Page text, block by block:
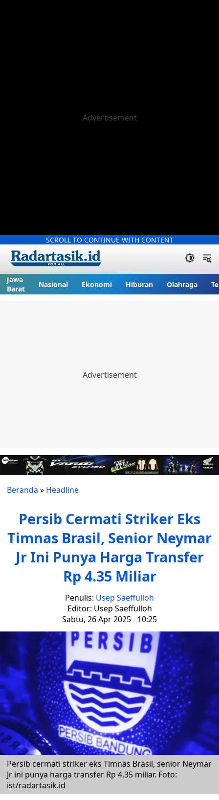
SCROLL TO CONTINUE WITH CONTENT
Jawa
Barat
Nasional Ekonomi Hiburan Olahraga
Beranda » Headline
Persib Cermati Striker Eks
Timnas Brasil, Senior Neymar
Jr Ini Punya Harga Transfer
Rp 4.35 Miliar
Penulis: Usep Saeffulloh
Editor: Usep Saeffulloh
Sabtu, 26 Apr 2025 - 10:25
Persib cermati striker eks Timnas Brasil, senior Neymar
Jr ini punya harga transfer Rp 4.35 miliar. Foto:
ist/radartasik.id